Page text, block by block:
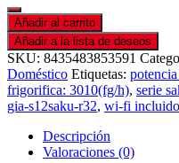
Añadir al carrito
Añadir a la lista de deseos
SKU: 8435483853591
Doméstico Etiquetas:
frigorifica: 3010(fg/h), serie
gia-s12saku-r32, wi-fi incluido
Descripción
Valoraciones (0)